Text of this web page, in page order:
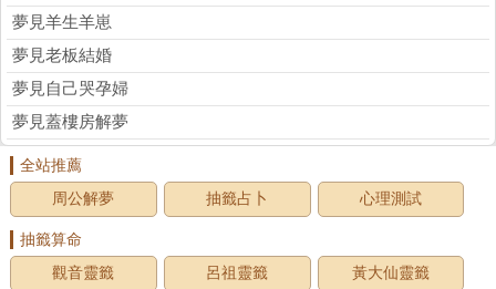
夢見羊生羊崽
夢見老板結婚
夢見自己哭孕婦
夢見蓋樓房解夢
全站推薦
周公解夢
抽籤占卜 心理測試
抽籤算命
觀音靈籤
呂祖靈籤 黃大仙靈籤